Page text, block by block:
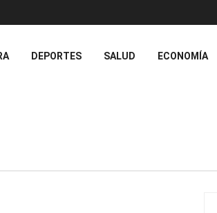
DEPORTES SALUD ECONOMÍA